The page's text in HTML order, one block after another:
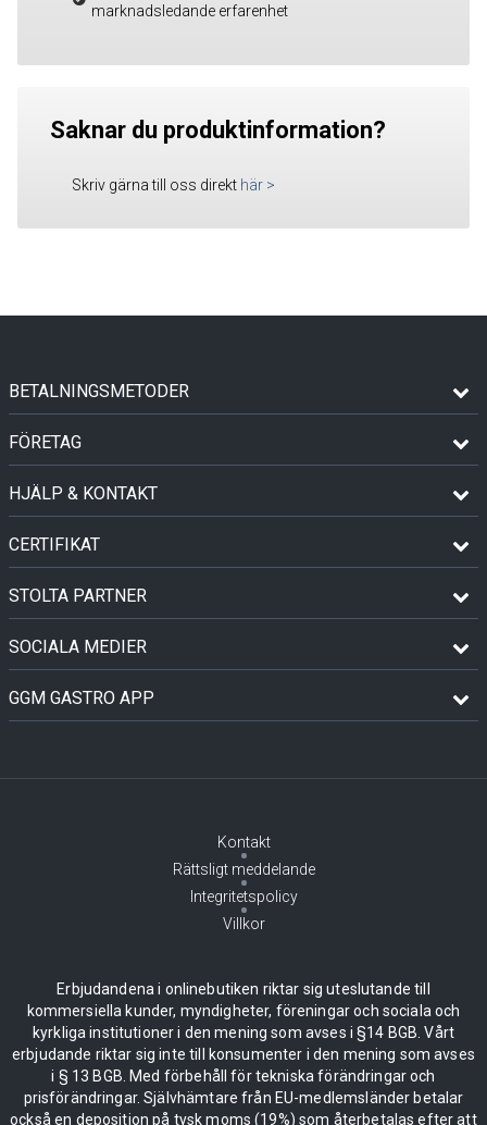
marknadsledande erfarenhet
Saknar du produktinformation?
Skriv gärna till oss direkt här >
BETALNINGSMETODER
FÖRETAG
HJÄLP & KONTAKT
CERTIFIKAT
STOLTA PARTNER
SOCIALA MEDIER
GGM GASTRO APP
Kontakt
Rättsligt meddelande
Integritetspolicy
Villkor
Erbjudandena i onlinebutiken riktar sig uteslutande till
kommersiella kunder, myndigheter, föreningar och sociala och
kyrkliga institutioner i den mening som avses i §14 BGB. Vårt
erbjudande riktar sig inte till konsumenter i den mening som avses
i § 13 BGB. Med förbehåll för tekniska förändringar och
prisförändringar. Självhämtare från EU-medlemsländer betalar
också en deposition på tysk moms (19%) som återbetalas efter att